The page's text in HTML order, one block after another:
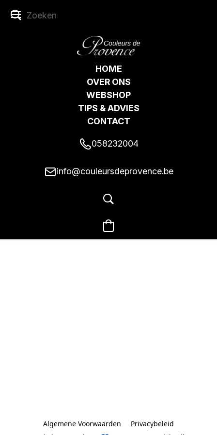
HOME
OVER ONS
WEBSHOP
TIPS & ADVIES
CONTACT
058232004
info@couleursdeprovence.be
Algemene Voorwaarden
Privacybeleid